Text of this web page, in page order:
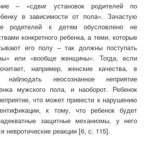
– «сдвиг установок родителей по
в зависимости от пола». Зачастую
родителей к детям обусловлено не
конкретного ребенка, а теми, которые
его полу – так должны поступать
или «вообще женщины». Тогда, если
например, женские качества, в
неосознанное неприятие
мужского пола, и наоборот. Ребенок
что может привести к нарушению
к тому, что ребенок будет
защитные механизмы, у него
невротические реакции [6, с. 115].